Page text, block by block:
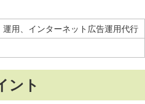
運用、インターネット広告運用代行
ント